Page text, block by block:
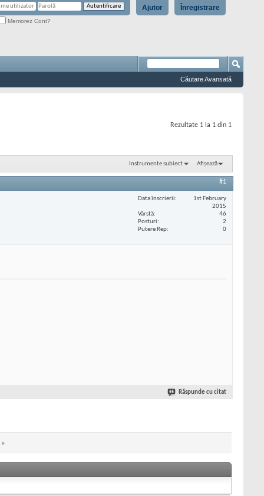
Înregistrare
Ajutor
Memorez Cont?
Căutare Avansată
Rezultate 1 la 1 din 1
Instrumente subiect Afișează
#1
Data înscrierii
1st February
2015
Vârstă
46
Posturi
2
Putere Rep
0
Răspunde cu citat
»